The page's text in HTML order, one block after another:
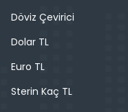
Döviz Çevirici
Dolar TL
Euro TL
Sterin Kaç TL